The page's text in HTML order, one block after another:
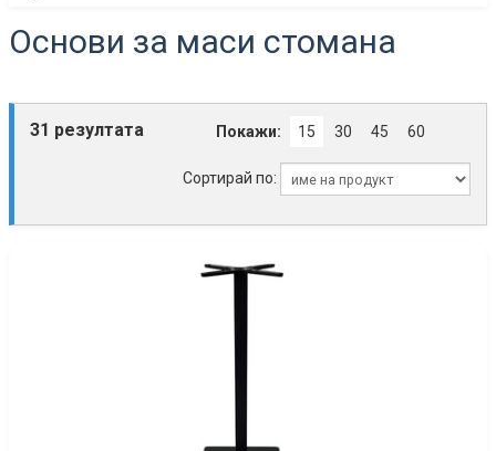
Основи за маси стомана
31 резултата Покажи: 15 30 45 60
Сортирай по: